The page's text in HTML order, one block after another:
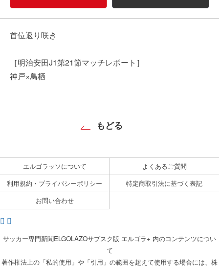
首位返り咲き
［明治安田J1第21節マッチレポート］
神戸×鳥栖
もどる
エルゴラッソについて
よくあるご質問
利用規約・プライバシーポリシー
特定商取引法に基づく表記
お問い合わせ
サッカー専門新聞ELGOLAZOサブスク版 エルゴラ+ 内のコンテンツについ
て
著作権法上の「私的使用」や「引用」の範囲を超えて使用する場合には、株